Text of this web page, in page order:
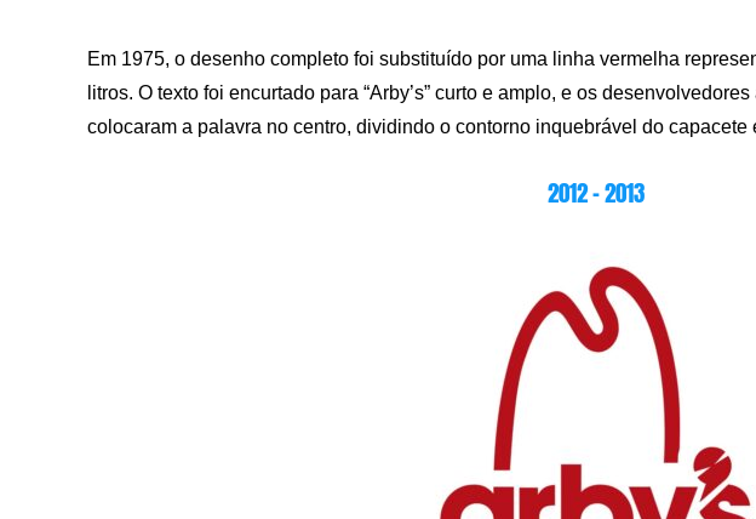
Em 1975, o desenho completo foi substituído por uma linha vermelha
litros. O texto foi encurtado para “Arby’s” curto e amplo, e os
colocaram a palavra no centro, dividindo o contorno inquebrável do capacete
2012 – 2013